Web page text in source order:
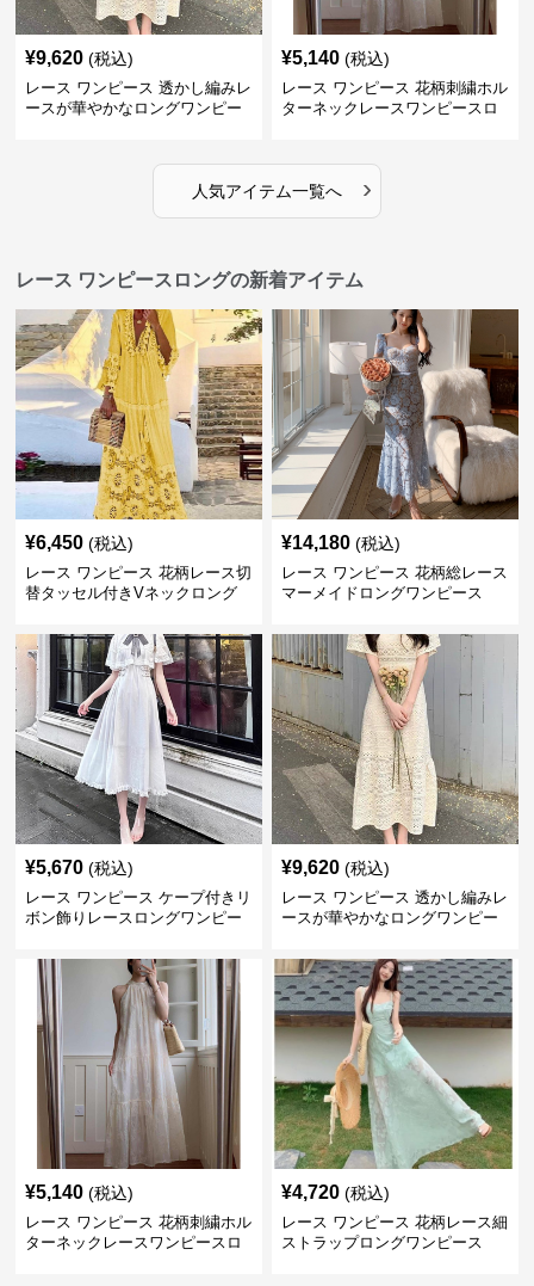
¥9,620 (税込)
レース ワンピース 透かし編みレ
ースが華やかなロングワンピー
¥5,140 (税込)
レース ワンピース 花柄刺繍ホル
ターネックレースワンピースロ
人気アイテム一覧へ ›
レース ワンピースロングの新着アイテム
¥6,450 (税込)
レース ワンピース 花柄レース切
替タッセル付きVネックロング
¥14,180 (税込)
レース ワンピース 花柄総レース
マーメイドロングワンピース
¥5,670 (税込)
レース ワンピース ケープ付きリ
ボン飾りレースロングワンピー
¥9,620 (税込)
レース ワンピース 透かし編みレ
ースが華やかなロングワンピー
¥5,140 (税込)
レース ワンピース 花柄刺繍ホル
ターネックレースワンピースロ
¥4,720 (税込)
レース ワンピース 花柄レース細
ストラップロングワンピース